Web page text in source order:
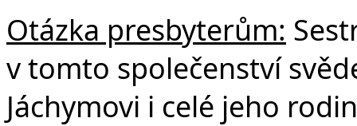
Otázka presbyterům:
v tomto společenství
Jáchymovi i celé jeho